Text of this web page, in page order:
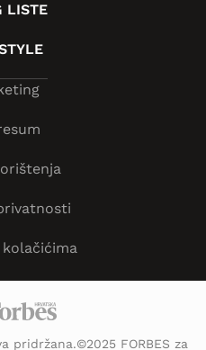
LISTE
pridržana.©2025 FORBES za